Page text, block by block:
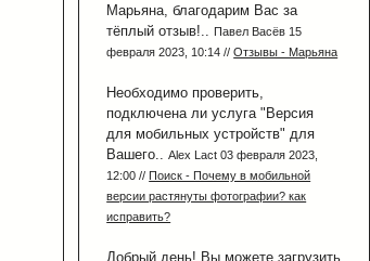
Марьяна, благодарим Вас за
тёплый отзыв!..Павел Васёв 15
февраля 2023, 10:14 //Отзывы - Марьяна
Необходимо проверить,
подключена ли услуга "Версия
для мобильных устройств" для
Вашего..Alex Lact 03 февраля 2023,
12:00 //Поиск - Почему в мобильной
версии растянуты фотографии? как
исправить?
Добрый день! Вы можете загрузить